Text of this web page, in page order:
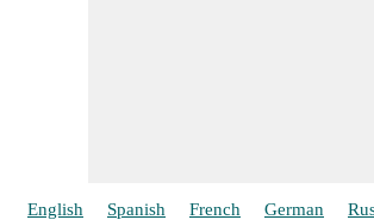
English Spanish French German